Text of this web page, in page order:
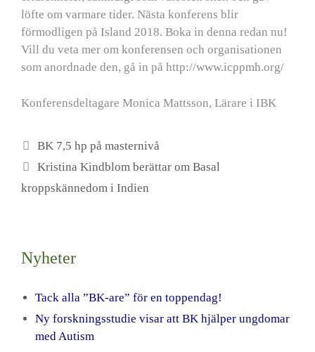
löfte om varmare tider. Nästa konferens blir
förmodligen på Island 2018. Boka in denna redan nu!
Vill du veta mer om konferensen och organisationen
som anordnade den, gå in på http://www.icppmh.org/
Konferensdeltagare Monica Mattsson, Lärare i IBK
BK 7,5 hp på masternivå
Kristina Kindblom berättar om Basal
kroppskännedom i Indien
Nyheter
Tack alla ”BK-are” för en toppendag!
Ny forskningsstudie visar att BK hjälper ungdomar
med Autism